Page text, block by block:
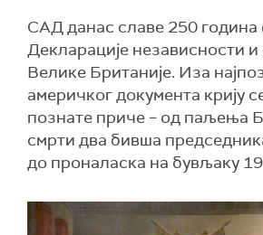
САД данас славе 250 година
Декларације независности
Велике Британије. Иза
америчког документа крију
познате приче – од паљења
смрти два бивша
до проналаска на бувљаку